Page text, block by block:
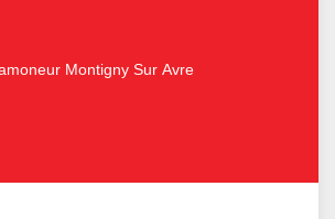
Montigny Sur Avre